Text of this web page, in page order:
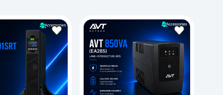
Fitnes-brasletlar
Soat kamarlari
Foto apparatlari va Video-
kameralar
Fotoapparatlari